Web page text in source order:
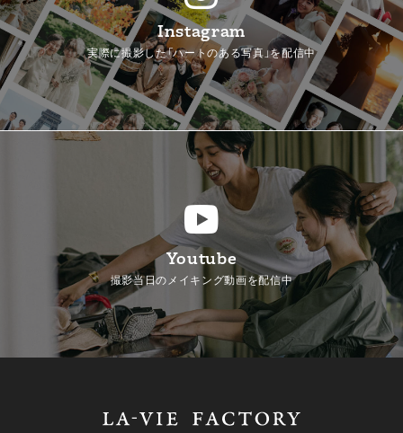
Instagram
実際に撮影した「ハートのある写真」を配信中
Youtube
撮影当日のメイキング動画を配信中